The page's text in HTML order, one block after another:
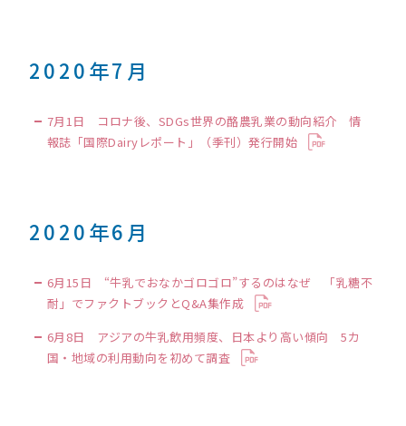
2020年7月
7月1日 コロナ後、SDGs世界の酪農乳業の動向紹介 情
報誌「国際Dairyレポート」（季刊）発行開始
2020年6月
6月15日 “牛乳でおなかゴロゴロ”するのはなぜ 「乳糖不
耐」でファクトブックとQ&A集作成
6月8日 アジアの牛乳飲用頻度、日本より高い傾向 5カ
国・地域の利用動向を初めて調査